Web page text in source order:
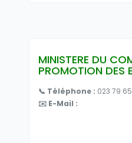
MINISTERE DU
PROMOTION DES
📞 Téléphone : 023 79 65
✉️ E-Mail :